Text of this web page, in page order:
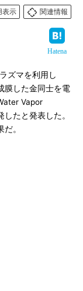
表示
関連情報
Hatena
ズマを利用し
膜した金同士を電
Vapor
たと発表した。
。